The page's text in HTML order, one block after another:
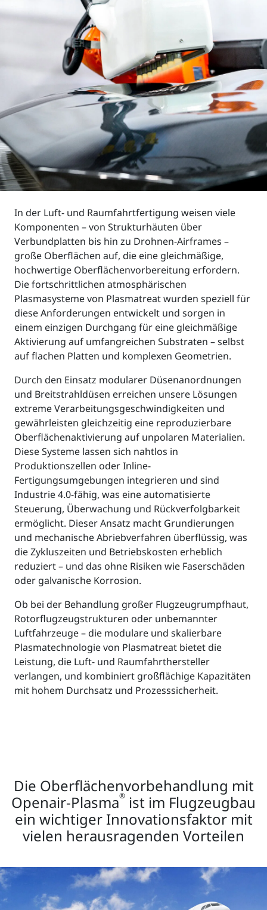
In der Luft- und Raumfahrtfertigung weisen viele
Komponenten – von Strukturhäuten über
Verbundplatten bis hin zu Drohnen-Airframes –
große Oberflächen auf, die eine gleichmäßige,
hochwertige Oberflächenvorbereitung erfordern.
Die fortschrittlichen atmosphärischen
Plasmasysteme von Plasmatreat wurden speziell für
diese Anforderungen entwickelt und sorgen in
einem einzigen Durchgang für eine gleichmäßige
Aktivierung auf umfangreichen Substraten – selbst
auf flachen Platten und komplexen Geometrien.
Durch den Einsatz modularer Düsenanordnungen
und Breitstrahldüsen erreichen unsere Lösungen
extreme Verarbeitungsgeschwindigkeiten und
gewährleisten gleichzeitig eine reproduzierbare
Oberflächenaktivierung auf unpolaren Materialien.
Diese Systeme lassen sich nahtlos in
Produktionszellen oder Inline-
Fertigungsumgebungen integrieren und sind
Industrie 4.0-fähig, was eine automatisierte
Steuerung, Überwachung und Rückverfolgbarkeit
ermöglicht. Dieser Ansatz macht Grundierungen
und mechanische Abriebverfahren überflüssig, was
die Zykluszeiten und Betriebskosten erheblich
reduziert – und das ohne Risiken wie Faserschäden
oder galvanische Korrosion.
Ob bei der Behandlung großer Flugzeugrumpfhaut,
Rotorflugzeugstrukturen oder unbemannter
Luftfahrzeuge – die modulare und skalierbare
Plasmatechnologie von Plasmatreat bietet die
Leistung, die Luft- und Raumfahrthersteller
verlangen, und kombiniert großflächige Kapazitäten
mit hohem Durchsatz und Prozesssicherheit.
Die Oberflächenvorbehandlung mit
Openair-Plasma® ist im Flugzeugbau
ein wichtiger Innovationsfaktor mit
vielen herausragenden Vorteilen